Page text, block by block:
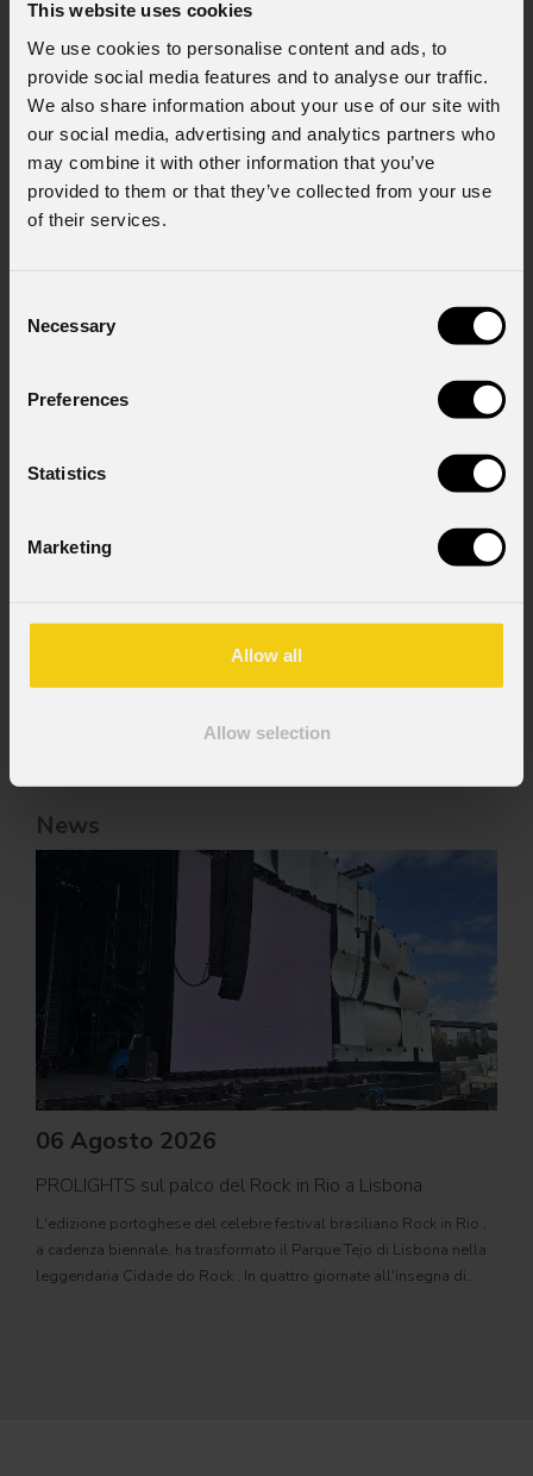
This website uses cookies
We use cookies to personalise content and ads, to
provide social media features and to analyse our traffic.
We also share information about your use of our site with
our social media, advertising and analytics partners who
may combine it with other information that you’ve
provided to them or that they’ve collected from your use
of their services.
Selection
Necessary
Preferences
Statistics
Marketing
Allow all
Allow selection
Stato*
Messaggio
ricevere informazioni commerciali e iniziative di
Consenso al trattamento dei dati
Ho letto l'informativa ai sensi dell'art. 13 del
GDPR; acconsento al trattamento ai sensi
News
06 Agosto 2026
PROLIGHTS sul palco del Rock in Rio a Lisbona
L'edizione portoghese del celebre festival brasiliano Rock in Rio ,
a cadenza biennale, ha trasformato il Parque Tejo di Lisbona nella
leggendaria Cidade do Rock . In quattro giornate all'insegna di